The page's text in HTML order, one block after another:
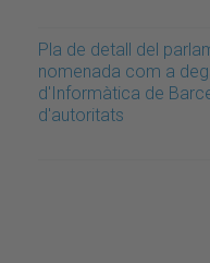
Pla de detall del
nomenada com a
d'Informàtica de
d'autoritats